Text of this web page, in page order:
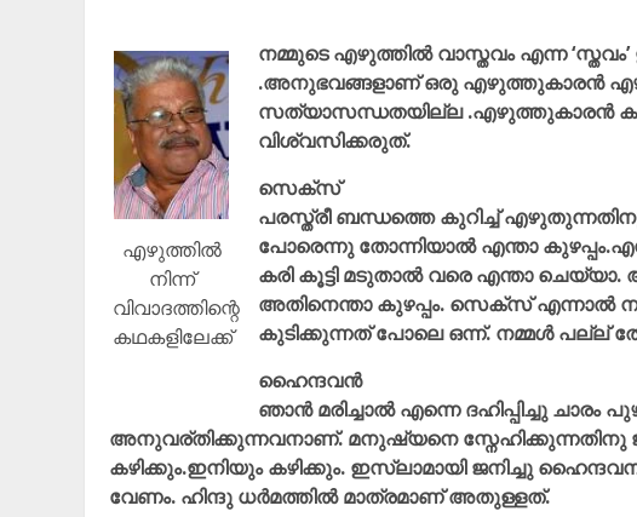
എഴുത്തിൽ
നിന്ന്
വിവാദത്തിന്റെ
കഥകളിലേക്ക്
നമ്മുടെ എഴുത്തിൽ വാസ്തവം എന്ന
.അനുഭവങ്ങളാണ് ഒരു എഴുത്തുകാരൻ
സത്യാസന്ധതയില്ല .എഴുത്തുകാരൻ
വിശ്വസിക്കരുത്.
സെക്സ്
പരസ്ത്രീ ബന്ധത്തെ കുറിച്ച് എഴുതുന്നതിനു
പോരെന്നു തോന്നിയാൽ എന്താ
കരി കൂട്ടി മടുതാൽ വരെ എന്താ
അതിനെന്താ കുഴപ്പം. സെക്സ് എന്നാൽ
കുടിക്കുന്നത് പോലെ ഒന്ന്. നമ്മൾ പല്ല്
ഹൈന്ദവൻ
ഞാൻ മരിച്ചാൽ എന്നെ ദഹിപ്പിച്ചു
അനുവര്തിക്കുന്നവനാണ്. മനുഷ്യനെ സ്നേഹിക്കുന്നതിനു
കഴിക്കും.ഇനിയും കഴിക്കും. ഇസ്ലാമായി ജനിച്ചു
വേണം. ഹിന്ദു ധർമത്തിൽ മാത്രമാണ് അതുള്ളത്‌.